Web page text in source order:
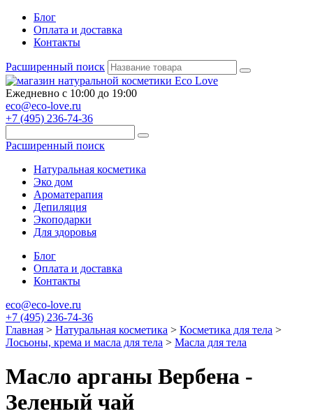
Блог
Оплата и доставка
Контакты
Расширенный поиск
Ежедневно с 10:00 до 19:00
eco@eco-love.ru
+7 (495) 236-74-36
Расширенный поиск
Натуральная косметика
Эко дом
Ароматерапия
Депиляция
Экоподарки
Для здоровья
Блог
Оплата и доставка
Контакты
eco@eco-love.ru
+7 (495) 236-74-36
Главная > Натуральная косметика > Косметика для тела >
Лосьоны, крема и масла для тела > Масла для тела
Масло арганы Вербена -
Зеленый чай